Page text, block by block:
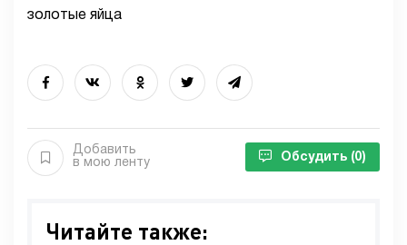
золотые яйца
Добавить
в мою ленту
Обсудить (0)
Читайте также: